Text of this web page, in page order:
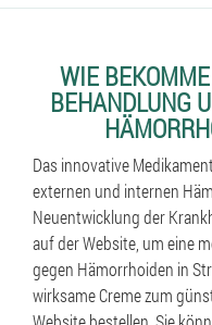
WIE
BEHANDLUNG
Das innovative
externen und internen
Neuentwicklung der
auf der Website, um eine
gegen Hämorrhoiden in
wirksame Creme zum